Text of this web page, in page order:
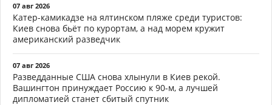
07 авг 2026
Катер-камикадзе на ялтинском пляже среди туристов:
Киев снова бьёт по курортам, а над морем кружит
американский разведчик
07 авг 2026
Разведданные США снова хлынули в Киев рекой.
Вашингтон принуждает Россию к 90-м, а лучшей
дипломатией станет сбитый спутник